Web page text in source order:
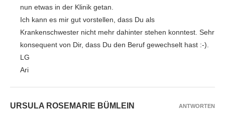
nun etwas in der Klinik getan.
Ich kann es mir gut vorstellen, dass Du als
Krankenschwester nicht mehr dahinter stehen konntest. Sehr
konsequent von Dir, dass Du den Beruf gewechselt hast :-).
LG
Ari
URSULA ROSEMARIE BÜMLEIN ANTWORTEN